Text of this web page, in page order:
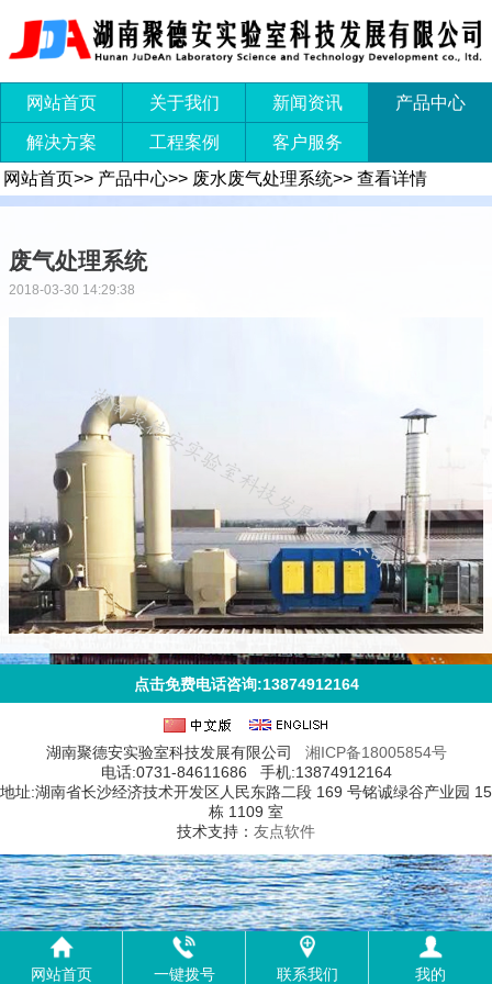
网站首页 关于我们 新闻资讯 产品中心
解决方案 工程案例
客户服务
网站首页>> 产品中心>> 废水废气处理系统>> 查看详情
废气处理系统
2018-03-30 14:29:38
点击免费电话咨询:13874912164
湖南聚德安实验室科技发展有限公司 湘ICP备18005854号
电话:0731-84611686 手机:13874912164
地址:湖南省长沙经济技术开发区人民东路二段 169 号铭诚绿谷产业园 15
栋 1109 室
技术支持： 友点软件
网站首页 一键拨号 联系我们 我的